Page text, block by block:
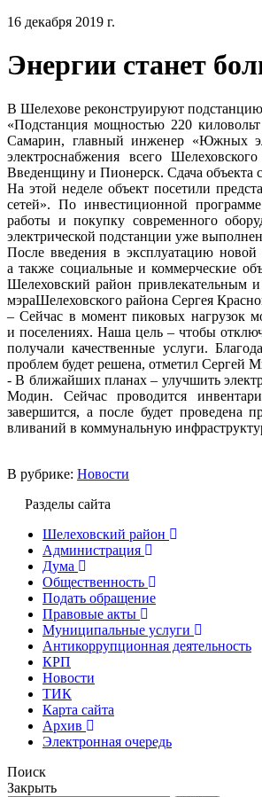
16 декабря 2019 г.
Энергии станет
В Шелехове реконструируют
«Подстанция мощностью 220
Самарин, главный инженер «Южных
электроснабжения всего
Введенщину и Пионерск. Сдача объекта
На этой неделе объект посетили
сетей». По инвестиционной
работы и покупку современного
электрической подстанции уже
После введения в эксплуатацию
а также социальные и коммерческие
Шелеховский район привлекательным
мэраШелеховского района Сергея
– Сейчас в момент пиковых нагрузок
и поселениях. Наша цель – чтобы
получали качественные услуги.
проблем будет решена, отметил Сергей
- В ближайших планах – улучшить
Модин. Сейчас проводится
завершится, а после будет проведена
вливаний в коммунальную
В рубрике: Новости
Разделы сайта
Шелеховский район
Администрация
Дума
Общественность
Подать обращение
Правовые акты
Муниципальные услуги
Антикоррупционная деятельность
КРП
Новости
ТИК
Карта сайта
Архив
Электронная очередь
Поиск
Закрыть